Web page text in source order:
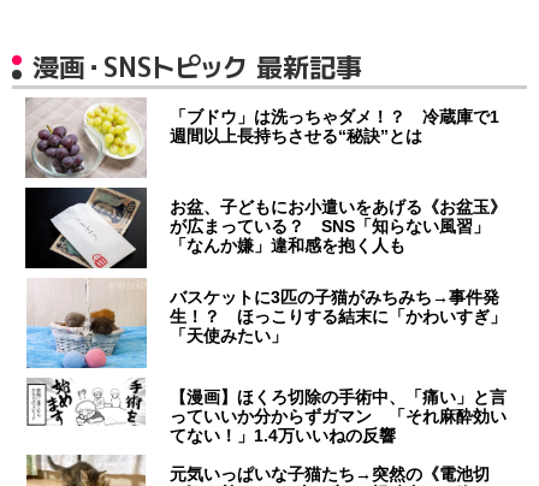
漫画・SNSトピック 最新記事
「ブドウ」は洗っちゃダメ！？ 冷蔵庫で1
週間以上長持ちさせる“秘訣”とは
お盆、子どもにお小遣いをあげる《お盆玉》
が広まっている？ SNS「知らない風習」
「なんか嫌」違和感を抱く人も
バスケットに3匹の子猫がみちみち→事件発
生！？ ほっこりする結末に「かわいすぎ」
「天使みたい」
【漫画】ほくろ切除の手術中、「痛い」と言
っていいか分からずガマン 「それ麻酔効い
てない！」1.4万いいねの反響
元気いっぱいな子猫たち→突然の《電池切